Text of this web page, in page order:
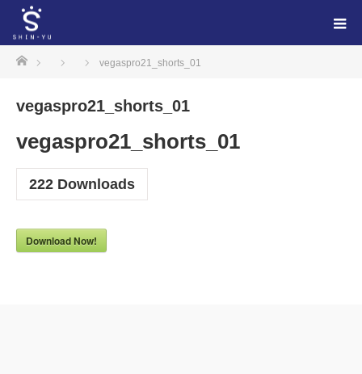
ホーム vegaspro21_shorts_01
vegaspro21_shorts_01
vegaspro21_shorts_01
222 Downloads
Download Now!